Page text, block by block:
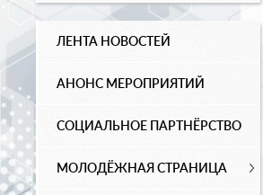
ЛЕНТА НОВОСТЕЙ
АНОНС МЕРОПРИЯТИЙ
СОЦИАЛЬНОЕ ПАРТНЁРСТВО
МОЛОДЁЖНАЯ СТРАНИЦА